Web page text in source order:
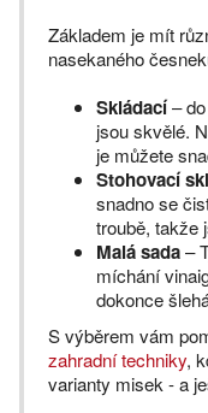
Základem je mít
nasekaného
Skládací–
jsou skvělé.
je můžete
Stohovací
snadno se
troubě, takže
Malá sada–
míchání
dokonce
S výběrem vám
zahradní techniky,
varianty misek - a